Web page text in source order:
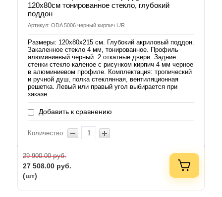
120х80см тонированное стекло, глубокий
поддон
Артикул: ODA 5006 черный кирпич L/R
Размеры: 120х80х215 см. Глубокий акриловый поддон.
Закаленное стекло 4 мм, тонированное. Профиль
алюминиевый черный. 2 откатные двери. Задние
стенки стекло каленое с рисунком кирпич 4 мм черное
в алюминиевом профиле. Комплектация: тропический
и ручной душ, полка стеклянная, вентиляционная
решетка. Левый или правый угол выбирается при
заказе.
Добавить к сравнению
Количество:
29 900.00руб.
27 508.00 руб.
(шт)